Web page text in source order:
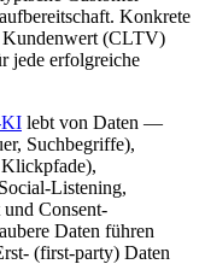
Konkrete
Kundenwert (CLTV)
j‬ede erfolgreiche
KI lebt v‬on Daten —
Suchbegriffe),
Listening,
Consent-
Daten führen
(first-party) Daten